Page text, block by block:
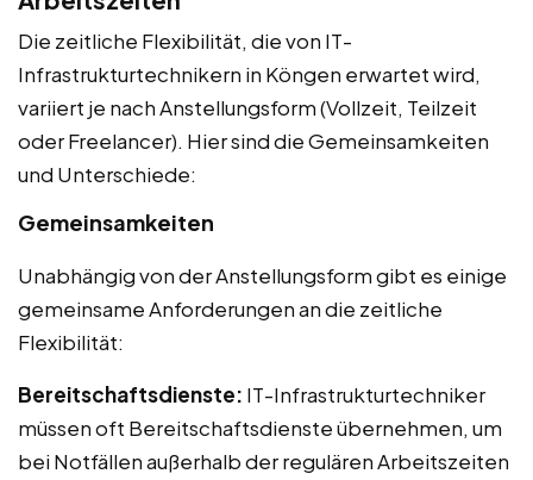
Die zeitliche Flexibilität, die von IT-
Infrastrukturtechnikern in Köngen erwartet wird,
variiert je nach Anstellungsform (Vollzeit, Teilzeit
oder Freelancer). Hier sind die Gemeinsamkeiten
und Unterschiede:
Gemeinsamkeiten
Unabhängig von der Anstellungsform gibt es einige
gemeinsame Anforderungen an die zeitliche
Flexibilität:
Bereitschaftsdienste: IT-Infrastrukturtechniker
müssen oft Bereitschaftsdienste übernehmen, um
bei Notfällen außerhalb der regulären Arbeitszeiten